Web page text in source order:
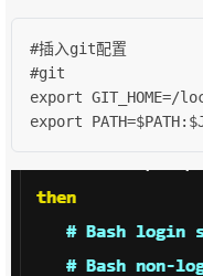
#插入git配置
#git
export
export